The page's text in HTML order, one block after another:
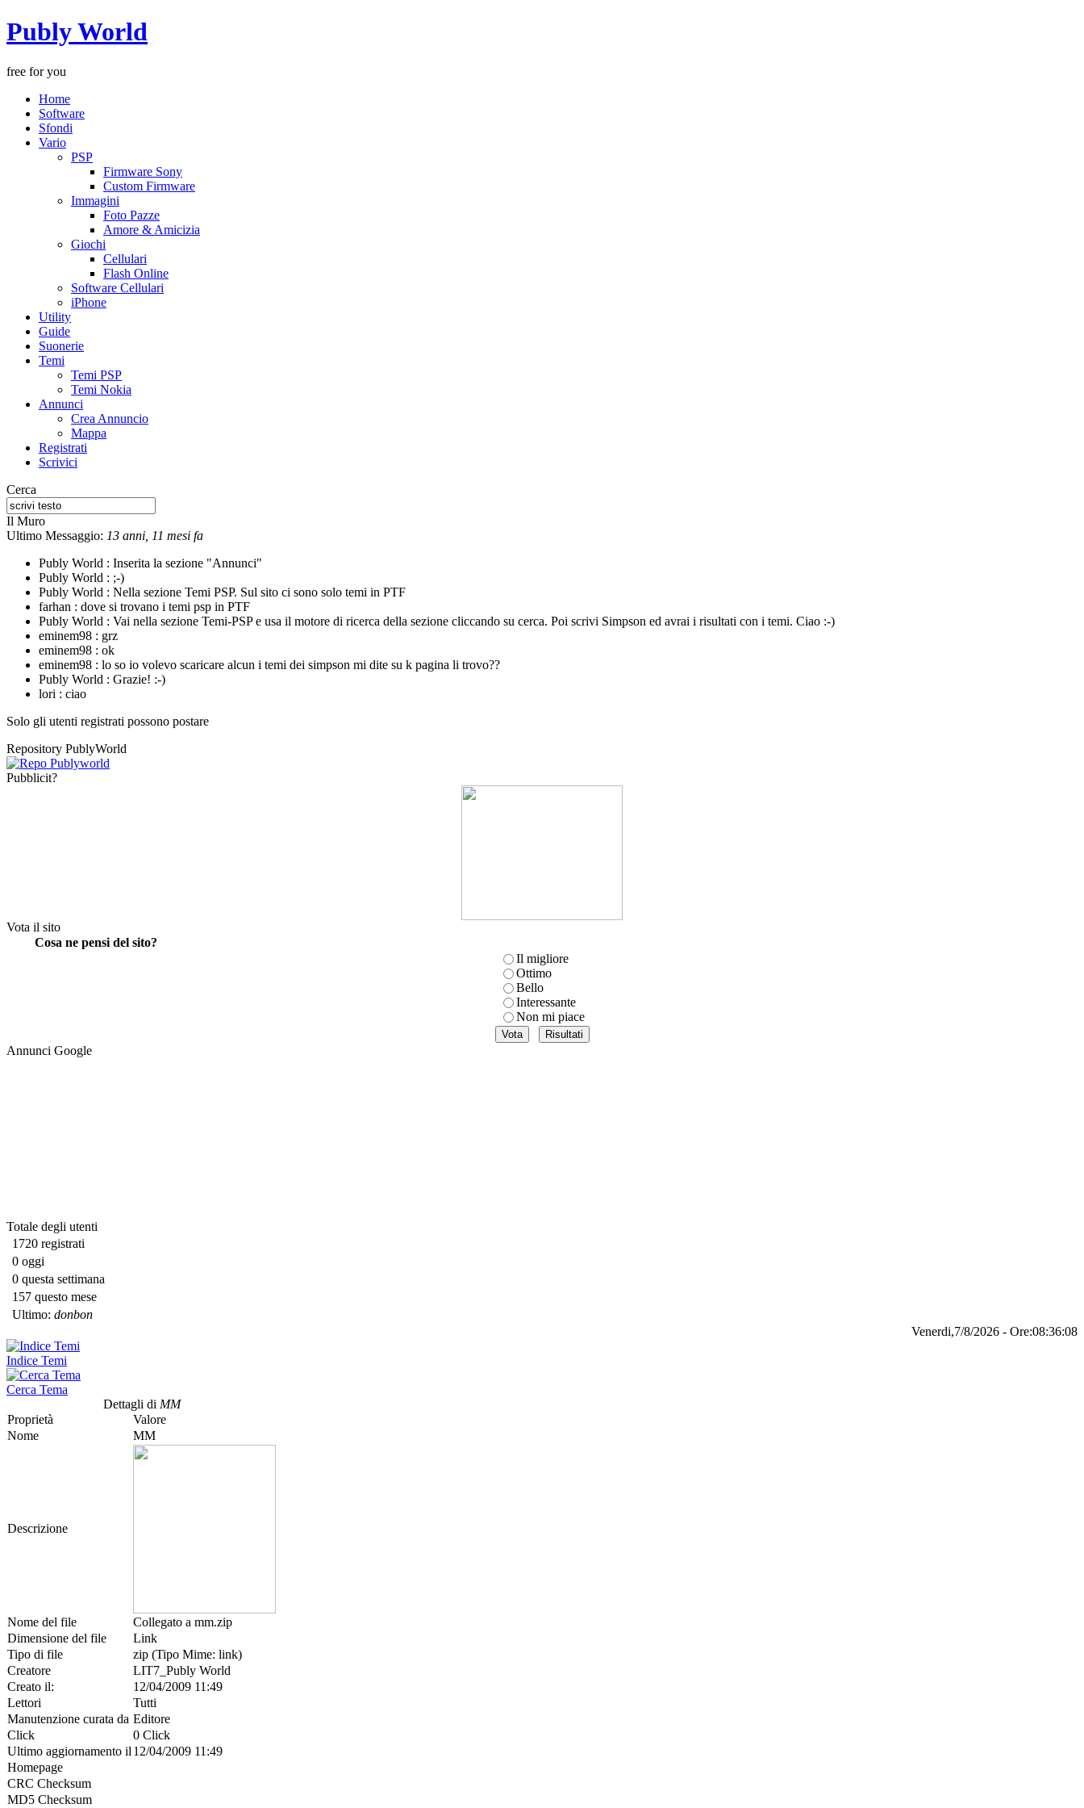
Publy World
free for you
Home
Software
Sfondi
Vario
PSP
Firmware Sony
Custom Firmware
Immagini
Foto Pazze
Amore & Amicizia
Giochi
Cellulari
Flash Online
Software Cellulari
iPhone
Utility
Guide
Suonerie
Temi
Temi PSP
Temi Nokia
Annunci
Crea Annuncio
Mappa
Registrati
Scrivici
Cerca
Il Muro
Ultimo Messaggio: 13 anni, 11 mesi fa
Publy World : Inserita la sezione "Annunci"
Publy World : ;-)
Publy World : Nella sezione Temi PSP. Sul sito ci sono solo temi in PTF
farhan : dove si trovano i temi psp in PTF
Publy World : Vai nella sezione Temi-PSP e usa il motore di ricerca della sezione cliccando su cerca. Poi scrivi Simpson ed avrai i risultati con i temi. Ciao :-)
eminem98 : grz
eminem98 : ok
eminem98 : lo so io volevo scaricare alcun i temi dei simpson mi dite su k pagina li trovo??
Publy World : Grazie! :-)
lori : ciao
Solo gli utenti registrati possono postare
Repository PublyWorld
Pubblicit?
Vota il sito
Cosa ne pensi del sito?
Il migliore
Ottimo
Bello
Interessante
Non mi piace
Annunci Google
Totale degli utenti
1720 registrati
0 oggi
0 questa settimana
157 questo mese
Ultimo: donbon
Venerdi,7/8/2026 - Ore:08:36:09
Indice Temi
Cerca Tema
Dettagli di MM
Proprietà
Valore
Nome
MM
Descrizione
Nome del file
Collegato a mm.zip
Dimensione del file
Link
Tipo di file
zip (Tipo Mime: link)
Creatore
LIT7_Publy World
Creato il:
12/04/2009 11:49
Lettori
Tutti
Manutenzione curata da Editore
Click
0 Click
Ultimo aggiornamento il 12/04/2009 11:49
Homepage
CRC Checksum
MD5 Checksum